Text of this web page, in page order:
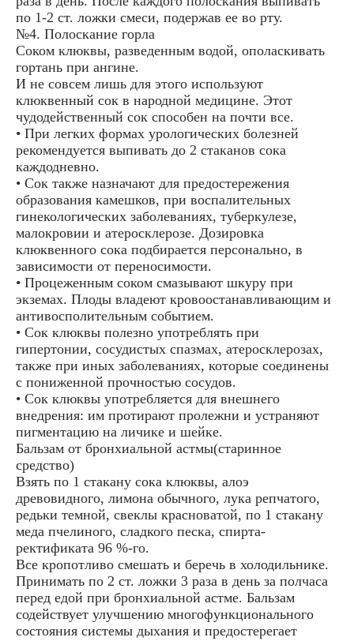
по 1-2 ст. ложки смеси, подержав ее во рту.
№4. Полоскание горла
Соком клюквы, разведенным водой, ополаскивать
гортань при ангине.
И не совсем лишь для этого используют
клюквенный сок в народной медицине. Этот
чудодейственный сок способен на почти все.
• При легких формах урологических болезней
рекомендуется выпивать до 2 стаканов сока
каждодневно.
• Сок также назначают для предостережения
образования камешков, при воспалительных
гинекологических заболеваниях, туберкулезе,
малокровии и атеросклерозе. Дозировка
клюквенного сока подбирается персонально, в
зависимости от переносимости.
• Процеженным соком смазывают шкуру при
экземах. Плоды владеют кровоостанавливающим и
антивосполительным событием.
• Сок клюквы полезно употреблять при
гипертонии, сосудистых спазмах, атеросклерозах,
также при иных заболеваниях, которые соединены
с пониженной прочностью сосудов.
• Сок клюквы употребляется для внешнего
внедрения: им протирают пролежни и устраняют
пигментацию на личике и шейке.
Бальзам от бронхиальной астмы(старинное
средство)
Взять по 1 стакану сока клюквы, алоэ
древовидного, лимона обычного, лука репчатого,
редьки темной, свеклы красноватой, по 1 стакану
меда пчелиного, сладкого песка, спирта-
ректификата 96 %-го.
Все кропотливо смешать и беречь в холодильнике.
Принимать по 2 ст. ложки 3 раза в день за полчаса
перед едой при бронхиальной астме. Бальзам
содействует улучшению многофункционального
состояния системы дыхания и предостерегает